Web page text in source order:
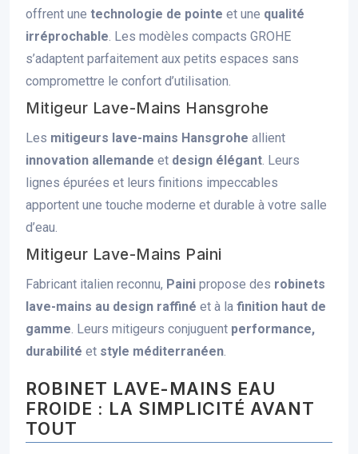
offrent une technologie de pointe et une qualité
irréprochable . Les modèles compacts GROHE
s’adaptent parfaitement aux petits espaces sans
compromettre le confort d’utilisation.
Mitigeur Lave-Mains Hansgrohe
Les mitigeurs lave-mains Hansgrohe allient
innovation allemande et design élégant . Leurs
lignes épurées et leurs finitions impeccables
apportent une touche moderne et durable à votre salle
d’eau.
Mitigeur Lave-Mains Paini
Fabricant italien reconnu, Paini propose des robinets
lave-mains au design raffiné et à la finition haut de
gamme . Leurs mitigeurs conjuguent performance,
durabilité et style méditerranéen
ROBINET LAVE-MAINS EAU
FROIDE : LA SIMPLICITÉ AVANT
TOUT